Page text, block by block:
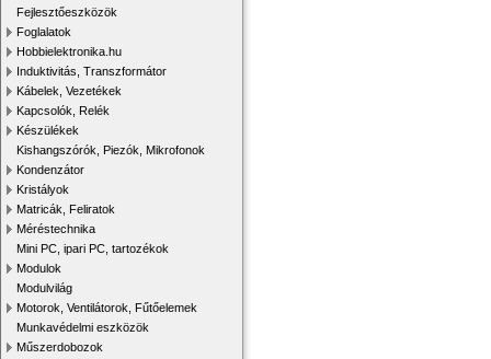
Fejlesztőeszközök
Foglalatok
Hobbielektronika.hu
Induktivitás, Transzformátor
Kábelek, Vezetékek
Kapcsolók, Relék
Készülékek
Kishangszórók, Piezók, Mikrofonok
Kondenzátor
Kristályok
Matricák, Feliratok
Méréstechnika
Mini PC, ipari PC, tartozékok
Modulok
Modulvilág
Motorok, Ventilátorok, Fűtőelemek
Munkavédelmi eszközök
Műszerdobozok